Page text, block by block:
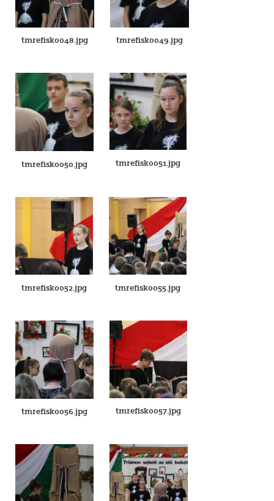
tmrefisk0048.jpg tmrefisk0049.jpg
tmrefisk0050.jpg tmrefisk0051.jpg
tmrefisk0052.jpg tmrefisk0055.jpg
tmrefisk0056.jpg tmrefisk0057.jpg